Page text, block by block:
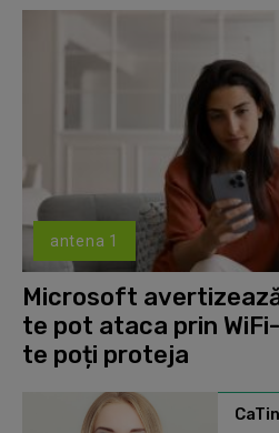
antena 1
Microsoft
te pot ataca prin
te poți proteja